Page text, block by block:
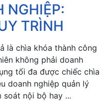
NGHIỆP:
TRÌNH
là chìa khóa thành công
không phải doanh
tối đa được chiếc chìa
doanh nghiệp quản lý
soát nội bộ hay ...